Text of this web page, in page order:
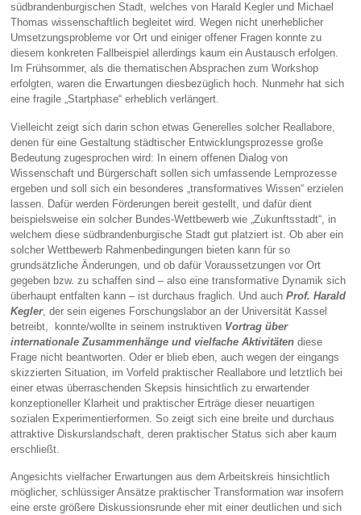
südbrandenburgischen Stadt, welches von Harald Kegler und Michael
Thomas wissenschaftlich begleitet wird. Wegen nicht unerheblicher
Umsetzungsprobleme vor Ort und einiger offener Fragen konnte zu
diesem konkreten Fallbeispiel allerdings kaum ein Austausch erfolgen.
Im Frühsommer, als die thematischen Absprachen zum Workshop
erfolgten, waren die Erwartungen diesbezüglich hoch. Nunmehr hat sich
eine fragile „Startphase“ erheblich verlängert.
Vielleicht zeigt sich darin schon etwas Generelles solcher Reallabore,
denen für eine Gestaltung städtischer Entwicklungsprozesse große
Bedeutung zugesprochen wird: In einem offenen Dialog von
Wissenschaft und Bürgerschaft sollen sich umfassende Lernprozesse
ergeben und soll sich ein besonderes „transformatives Wissen“ erzielen
lassen. Dafür werden Förderungen bereit gestellt, und dafür dient
beispielsweise ein solcher Bundes-Wettbewerb wie „Zukunftsstadt“, in
welchem diese südbrandenburgische Stadt gut platziert ist. Ob aber ein
solcher Wettbewerb Rahmenbedingungen bieten kann für so
grundsätzliche Änderungen, und ob dafür Voraussetzungen vor Ort
gegeben bzw. zu schaffen sind – also eine transformative Dynamik sich
überhaupt entfalten kann – ist durchaus fraglich. Und auchProf. Harald
Kegler, der sein eigenes Forschungslabor an der Universität Kassel
betreibt, konnte/wollte in seinem instruktiven Vortrag über
internationale Zusammenhänge und vielfache Aktivitäten diese
Frage nicht beantworten. Oder er blieb eben, auch wegen der eingangs
skizzierten Situation, im Vorfeld praktischer Reallabore und letztlich bei
einer etwas überraschenden Skepsis hinsichtlich zu erwartender
konzeptioneller Klarheit und praktischer Erträge dieser neuartigen
sozialen Experimentierformen. So zeigt sich eine breite und durchaus
attraktive Diskurslandschaft, deren praktischer Status sich aber kaum
erschließt.
Angesichts vielfacher Erwartungen aus dem Arbeitskreis hinsichtlich
möglicher, schlüssiger Ansätze praktischer Transformation war insofern
eine erste größere Diskussionsrunde eher mit einer deutlichen und sich